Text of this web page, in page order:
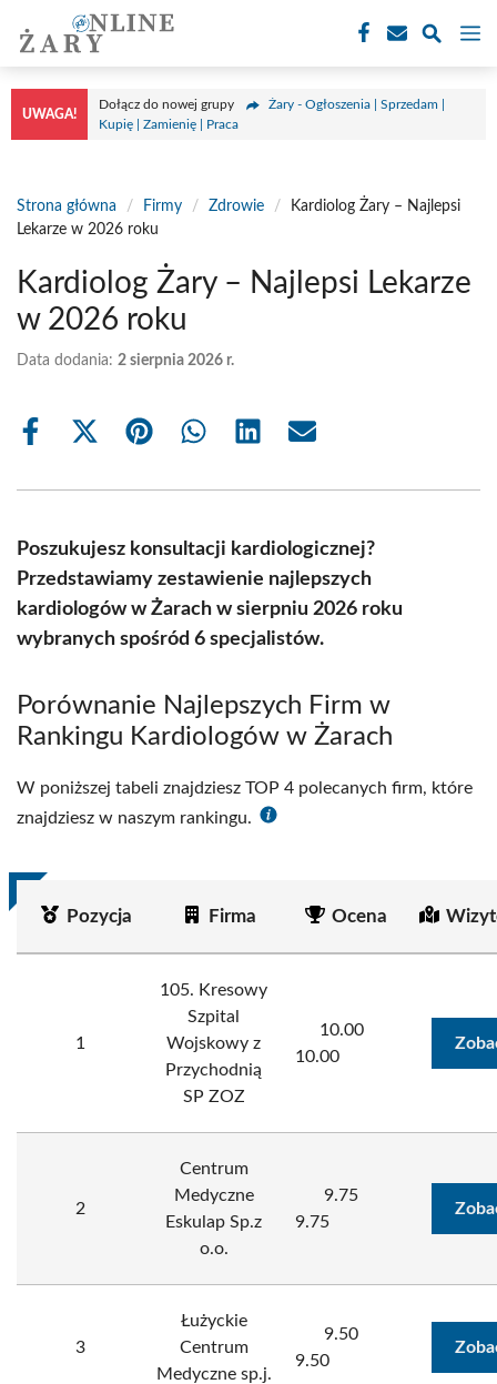
treści
UWAGA!
Dołącz do nowej grupy
Żary - Ogłoszenia | Sprzedam |
Kupię | Zamienię | Praca
Strona główna / Firmy / Zdrowie /
Kardiolog Żary – Najlepsi
Lekarze w 2026 roku
Kardiolog Żary – Najlepsi Lekarze
w 2026 roku
Data dodania: 2 sierpnia 2026 r.
Share
Share
(Twitter)
Share Share Share Share
Poszukujesz konsultacji kardiologicznej?
Przedstawiamy zestawienie najlepszych
kardiologów w Żarach w sierpniu 2026 roku
wybranych spośród 6 specjalistów.
Porównanie Najlepszych Firm w
Rankingu Kardiologów w Żarach
W poniższej tabeli znajdziesz TOP 4 polecanych firm, które
znajdziesz w naszym rankingu.
Pozycja Firma Ocena
1
105. Kresowy
Szpital
Wojskowy z
Przychodnią
SP ZOZ
10.00
10.00
2
Centrum
Medyczne
Eskulap Sp.z
o.o.
9.75
9.75
3
Łużyckie
Centrum
Medyczne sp.j.
9.50
9.50